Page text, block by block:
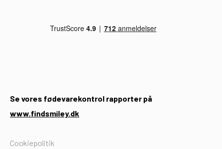
Se vores fødevarekontrol rapporter på
www.findsmiley.dk
Cookiepolitik